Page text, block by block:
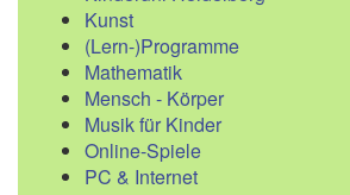
Kunst
(Lern-)Programme
Mathematik
Mensch - Körper
Musik für Kinder
Online-Spiele
PC & Internet